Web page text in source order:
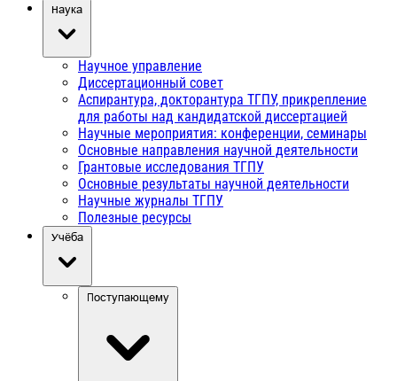
Наука
Научное управление
Диссертационный совет
Аспирантура, докторантура ТГПУ, прикрепление
для работы над кандидатской диссертацией
Научные мероприятия: конференции, семинары
Основные направления научной деятельности
Грантовые исследования ТГПУ
Основные результаты научной деятельности
Научные журналы ТГПУ
Полезные ресурсы
Учёба
Поступающему